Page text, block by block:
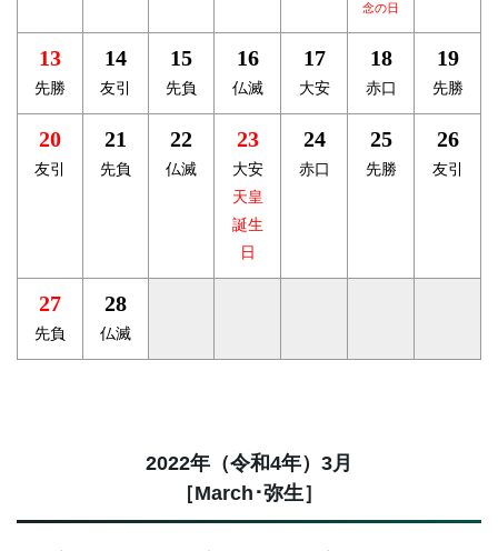
念の日
13
先勝
14
友引
15
先負
16
仏滅
17
大安
18
赤口
19
先勝
20
友引
21
先負
22
仏滅
23
大安
天皇
誕生
日
24
赤口
25
先勝
26
友引
27
先負
28
仏滅
2022年（令和4年）3月
［March･弥生］